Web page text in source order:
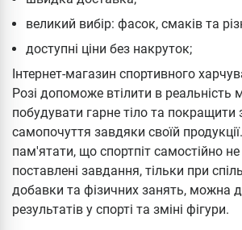
великий вибір: фасок, смаків та
доступні ціни без накруток;
Інтернет-магазин спортивного
Розі допоможе втілити в реальність
побудувати гарне тіло та покращити
самопочуття завдяки своїй
пам'ятати, що спортпіт самостійно
поставлені завдання, тільки при
добавки та фізичних занять, можна
результатів у спорті та зміні фігури.